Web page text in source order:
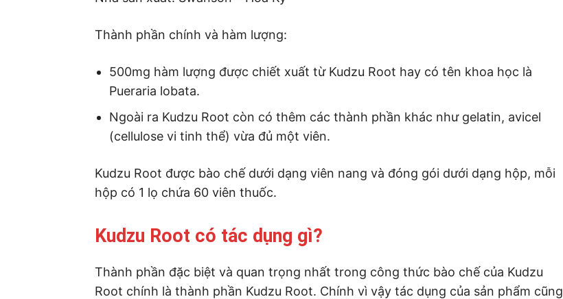
Thành phần chính và hàm lượng:
500mg hàm lượng được chiết xuất từ Kudzu Root hay có tên khoa học là
Pueraria lobata.
Ngoài ra Kudzu Root còn có thêm các thành phần khác như gelatin, avicel
(cellulose vi tinh thể) vừa đủ một viên.
Kudzu Root được bào chế dưới dạng viên nang và đóng gói dưới dạng hộp, mỗi
hộp có 1 lọ chứa 60 viên thuốc.
Kudzu Root có tác dụng gì?
Thành phần đặc biệt và quan trọng nhất trong công thức bào chế của Kudzu
Root chính là thành phần Kudzu Root. Chính vì vậy tác dụng của sản phẩm cũng